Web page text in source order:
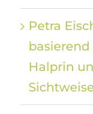
Petra
Halprin